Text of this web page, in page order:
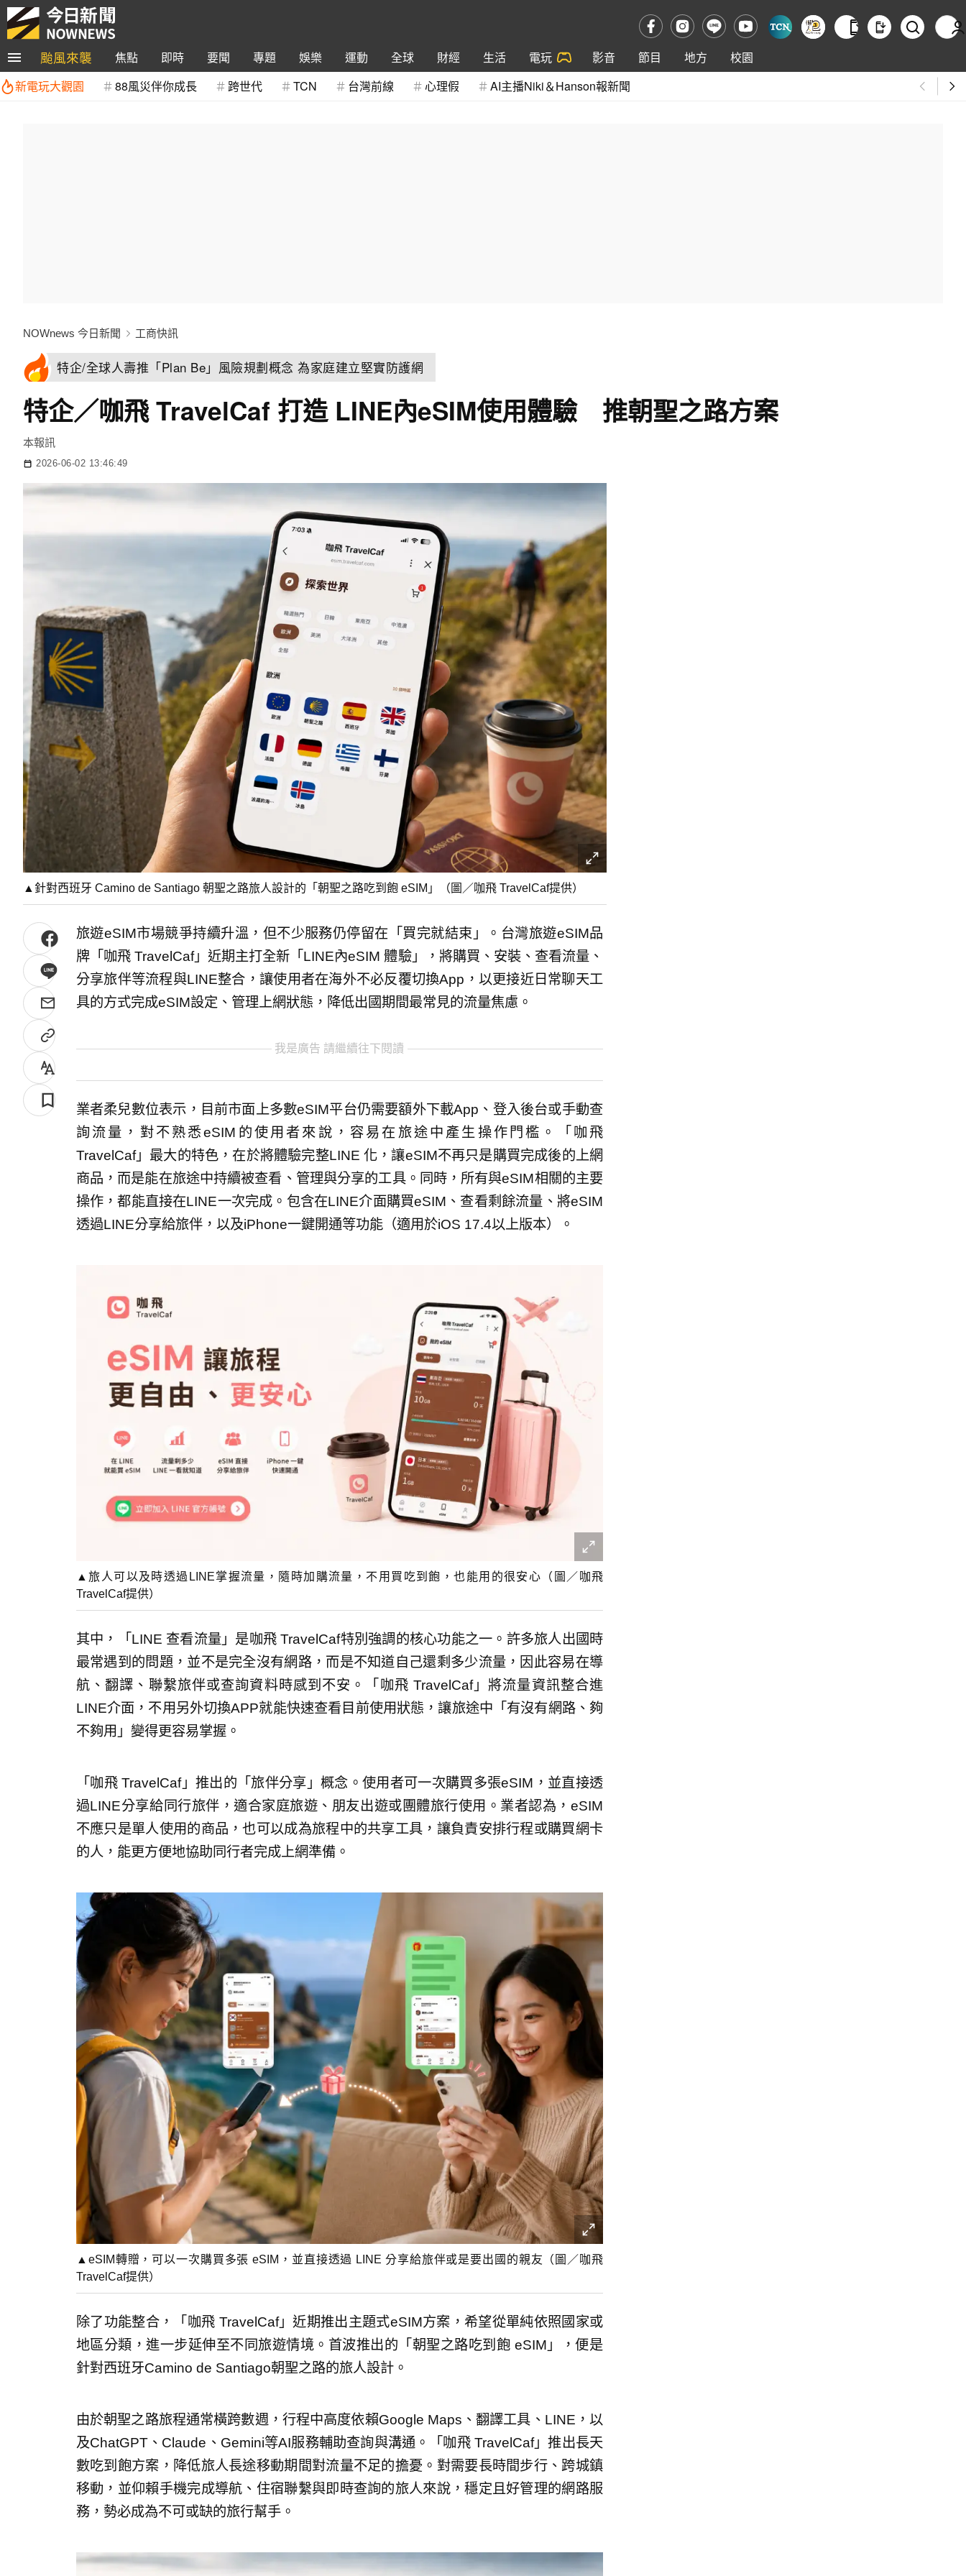
颱風來襲 焦點 即時 要聞 專題 娛樂 運動 全球 財經 生活 電玩 影音 節目 地方
校園
新電玩大觀園
88風災伴你成長 跨世代 TCN 台灣前線 心理假 AI主播Niki＆Hanson報新聞
NOWnews 今日新聞 工商快訊
特企/全球人壽推「Plan Be」風險規劃概念 為家庭建立堅實防護網
特企／咖飛 TravelCaf 打造 LINE內eSIM使用體驗 推朝聖之路方案
本報訊
2026-06-02 13:46:49
▲針對西班牙 Camino de Santiago 朝聖之路旅人設計的「朝聖之路吃到飽 eSIM」（圖／咖飛 TravelCaf提供）
旅遊eSIM市場競爭持續升溫，但不少服務仍停留在「買完就結束」。台灣旅遊eSIM品
牌「咖飛 TravelCaf」近期主打全新「LINE內eSIM 體驗」，將購買、安裝、查看流量、
分享旅伴等流程與LINE整合，讓使用者在海外不必反覆切換App，以更接近日常聊天工
具的方式完成eSIM設定、管理上網狀態，降低出國期間最常見的流量焦慮。
我是廣告 請繼續往下閱讀
業者柔兒數位表示，目前市面上多數eSIM平台仍需要額外下載App、登入後台或手動查
詢流量，對不熟悉eSIM的使用者來說，容易在旅途中產生操作門檻。「咖飛
TravelCaf」最大的特色，在於將體驗完整LINE 化，讓eSIM不再只是購買完成後的上網
商品，而是能在旅途中持續被查看、管理與分享的工具。同時，所有與eSIM相關的主要
操作，都能直接在LINE一次完成。包含在LINE介面購買eSIM、查看剩餘流量、將eSIM
透過LINE分享給旅伴，以及iPhone一鍵開通等功能（適用於iOS 17.4以上版本）。
▲旅人可以及時透過LINE掌握流量，隨時加購流量，不用買吃到飽，也能用的很安心（圖／咖飛
TravelCaf提供）
其中，「LINE 查看流量」是咖飛 TravelCaf特別強調的核心功能之一。許多旅人出國時
最常遇到的問題，並不是完全沒有網路，而是不知道自己還剩多少流量，因此容易在導
航、翻譯、聯繫旅伴或查詢資料時感到不安。「咖飛 TravelCaf」將流量資訊整合進
LINE介面，不用另外切換APP就能快速查看目前使用狀態，讓旅途中「有沒有網路、夠
不夠用」變得更容易掌握。
「咖飛 TravelCaf」推出的「旅伴分享」概念。使用者可一次購買多張eSIM，並直接透
過LINE分享給同行旅伴，適合家庭旅遊、朋友出遊或團體旅行使用。業者認為，eSIM
不應只是單人使用的商品，也可以成為旅程中的共享工具，讓負責安排行程或購買網卡
的人，能更方便地協助同行者完成上網準備。
▲eSIM轉贈，可以一次購買多張 eSIM，並直接透過 LINE 分享給旅伴或是要出國的親友（圖／咖飛
TravelCaf提供）
除了功能整合，「咖飛 TravelCaf」近期推出主題式eSIM方案，希望從單純依照國家或
地區分類，進一步延伸至不同旅遊情境。首波推出的「朝聖之路吃到飽 eSIM」，便是
針對西班牙Camino de Santiago朝聖之路的旅人設計。
由於朝聖之路旅程通常橫跨數週，行程中高度依賴Google Maps、翻譯工具、LINE，以
及ChatGPT、Claude、Gemini等AI服務輔助查詢與溝通。「咖飛 TravelCaf」推出長天
數吃到飽方案，降低旅人長途移動期間對流量不足的擔憂。對需要長時間步行、跨城鎮
移動，並仰賴手機完成導航、住宿聯繫與即時查詢的旅人來說，穩定且好管理的網路服
務，勢必成為不可或缺的旅行幫手。